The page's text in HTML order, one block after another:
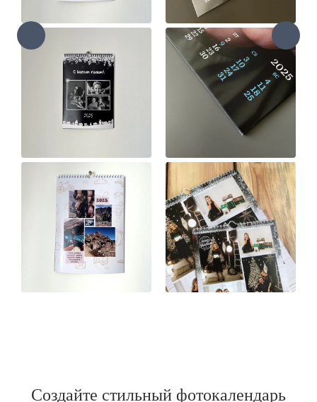
Создайте стильный фотокалендарь